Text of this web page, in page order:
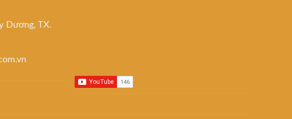
Dương, TX.